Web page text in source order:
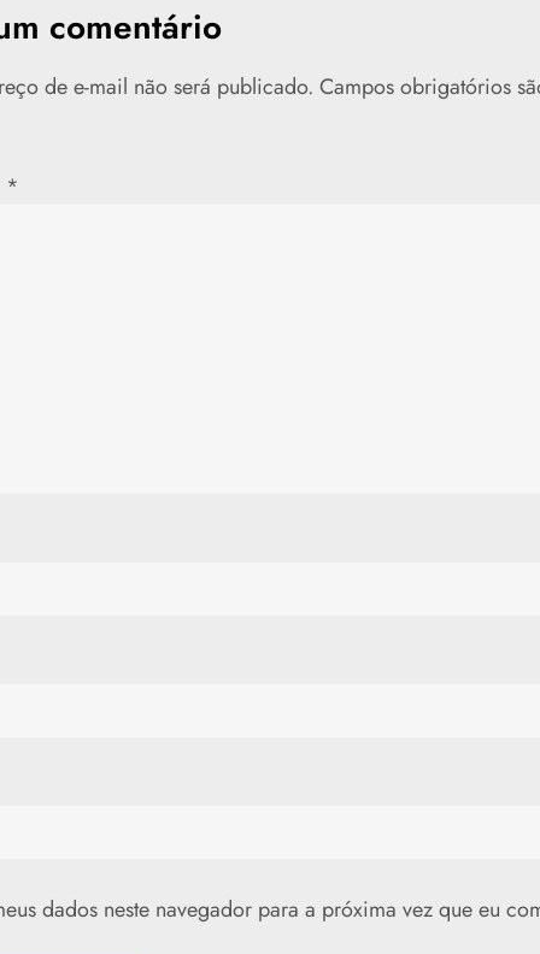
comentário
de e-mail não será publicado. Campos obrigatórios
*
dados neste navegador para a próxima vez que eu